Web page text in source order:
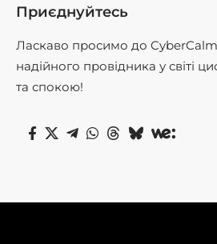
Приєднуйтесь
Ласкаво просимо до
надійного провідника у світі
та спокою!